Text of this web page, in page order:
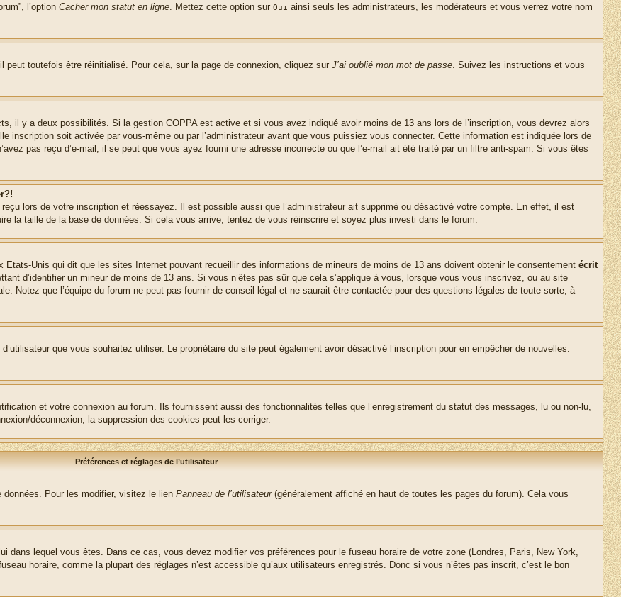
l’option Cacher mon statut en ligne. Mettez cette option sur Oui ainsi seuls les administrateurs, les modérateurs et vous verrez votre nom
toutefois être réinitialisé. Pour cela, sur la page de connexion, cliquez sur J’ai oublié mon mot de passe. Suivez les instructions et vous
il y a deux possibilités. Si la gestion COPPA est active et si vous avez indiqué avoir moins de 13 ans lors de l’inscription, vous devrez alors
inscription soit activée par vous-même ou par l’administrateur avant que vous puissiez vous connecter. Cette information est indiquée lors de
pas reçu d’e-mail, il se peut que vous ayez fourni une adresse incorrecte ou que l’e-mail ait été traité par un filtre anti-spam. Si vous êtes
lors de votre inscription et réessayez. Il est possible aussi que l’administrateur ait supprimé ou désactivé votre compte. En effet, il est
la taille de la base de données. Si cela vous arrive, tentez de vous réinscrire et soyez plus investi dans le forum.
Etats-Unis qui dit que les sites Internet pouvant recueillir des informations de mineurs de moins de 13 ans doivent obtenir le consentement écrit
d’identifier un mineur de moins de 13 ans. Si vous n’êtes pas sûr que cela s’applique à vous, lorsque vous vous inscrivez, ou au site
Notez que l’équipe du forum ne peut pas fournir de conseil légal et ne saurait être contactée pour des questions légales de toute sorte, à
que vous souhaitez utiliser. Le propriétaire du site peut également avoir désactivé l’inscription pour en empêcher de nouvelles.
et votre connexion au forum. Ils fournissent aussi des fonctionnalités telles que l’enregistrement du statut des messages, lu ou non-lu,
déconnexion, la suppression des cookies peut les corriger.
Préférences et réglages de l’utilisateur
Pour les modifier, visitez le lien Panneau de l’utilisateur(généralement affiché en haut de toutes les pages du forum). Cela vous
dans lequel vous êtes. Dans ce cas, vous devez modifier vos préférences pour le fuseau horaire de votre zone (Londres, Paris, New York,
horaire, comme la plupart des réglages n’est accessible qu’aux utilisateurs enregistrés. Donc si vous n’êtes pas inscrit, c’est le bon